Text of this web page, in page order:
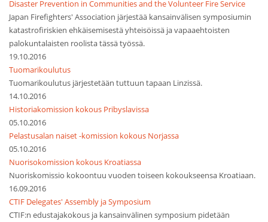
Disaster Prevention in Communities and the Volunteer Fire Service
Japan Firefighters' Association järjestää kansainvälisen symposiumin
katastrofiriskien ehkäisemisestä yhteisöissä ja vapaaehtoisten
palokuntalaisten roolista tässä työssä.
19.10.2016
Tuomarikoulutus
Tuomarikoulutus järjestetään tuttuun tapaan Linzissä.
14.10.2016
Historiakomission kokous Pribyslavissa
05.10.2016
Pelastusalan naiset -komission kokous Norjassa
05.10.2016
Nuorisokomission kokous Kroatiassa
Nuoriskomissio kokoontuu vuoden toiseen kokoukseensa Kroatiaan.
16.09.2016
CTIF Delegates' Assembly ja Symposium
CTIF:n edustajakokous ja kansainvälinen symposium pidetään